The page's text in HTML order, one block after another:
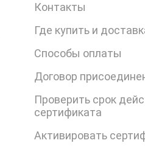
Контакты
Где купить и
Способы оплаты
Договор
Проверить срок
сертификата
Активировать